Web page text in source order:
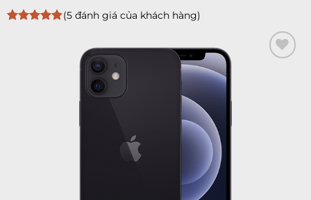
(5đánh giá của khách hàng)